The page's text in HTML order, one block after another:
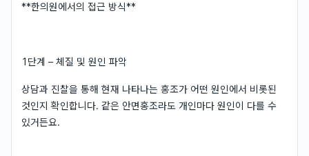
**한의원에서의 접근 방식**
1단계 – 체질 및 원인 파악
상담과 진찰을 통해 현재 나타나는 홍조가 어떤 원인에서 비롯된
것인지 확인합니다. 같은 안면홍조라도 개인마다 원인이 다를 수
있거든요.